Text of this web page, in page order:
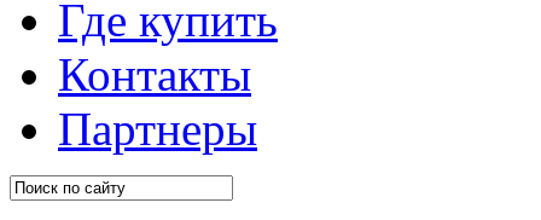
Где купить
Контакты
Партнеры